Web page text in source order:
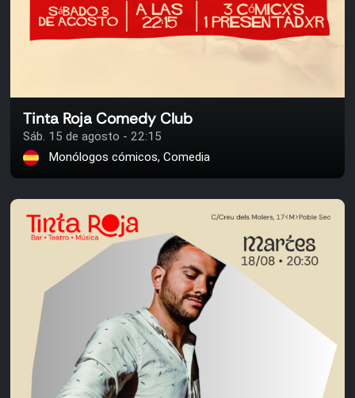
Tinta Roja Comedy Club
Sáb. 15 de agosto - 22:15
Monólogos cómicos, Comedia